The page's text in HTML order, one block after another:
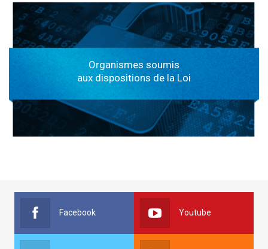
Organismes soumis
aux dispositions de la Loi
Facebook Youtube